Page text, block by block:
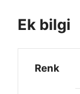
Ek bilgi
Renk